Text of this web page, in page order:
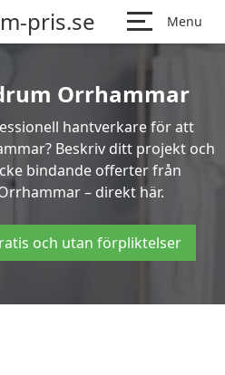
pris.se Menu
Orrhammar
hantverkare för att
Beskriv ditt projekt och
bindande offerter från
– direkt här.
och utan förpliktelser